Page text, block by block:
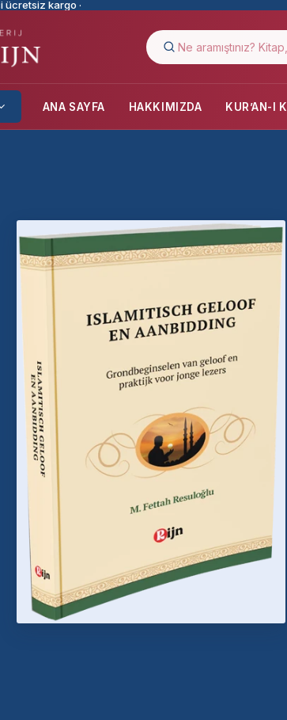
kargo ·
ANA SAYFA HAKKIMIZDA KUR’AN-I